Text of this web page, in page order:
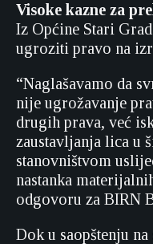
Visoke kazne za
Iz Općine Stari
ugroziti pravo na
“Naglašavamo da
nije ugrožavanje
drugih prava, već
zaustavljanja lica u
stanovništvom
nastanka
odgovoru za BIRN
Dok u saopštenju